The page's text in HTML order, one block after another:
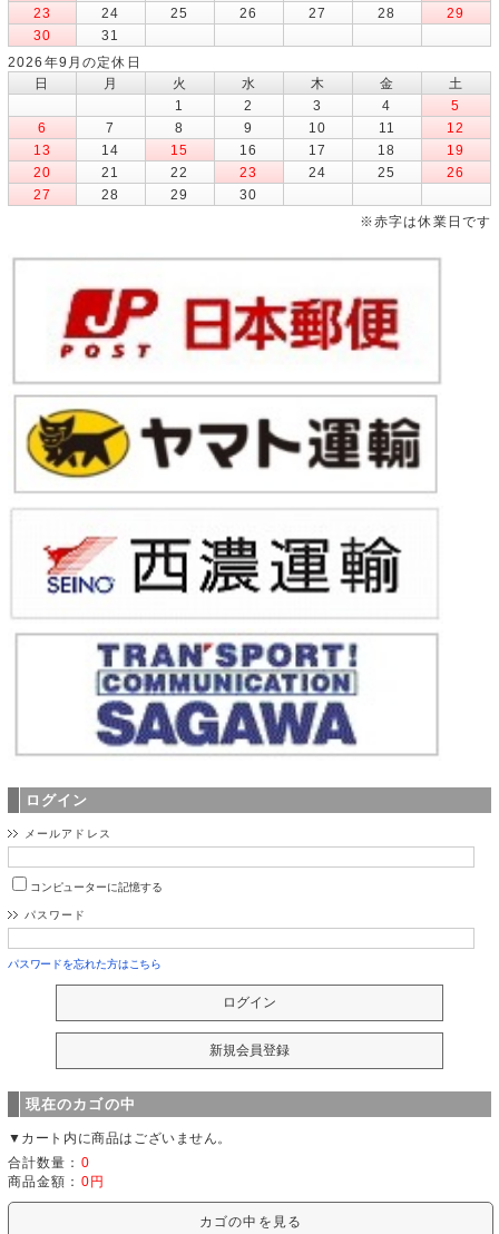
23
24 25 26 27 28
29
30
31
2026年9月の定休日
日
月 火 水 木 金
土
1
2 3 4
5
6
7 8 9 10 11
12
13
14 15 16 17 18
19
20
21 22 23 24 25
26
27
28 29
30
※赤字は休業日です
ログイン
メールアドレス
コンピューターに記憶する
パスワード
パスワードを忘れた方はこちら
現在のカゴの中
▼カート内に商品はございません。
合計数量： 0
商品金額： 0円
カゴの中を見る